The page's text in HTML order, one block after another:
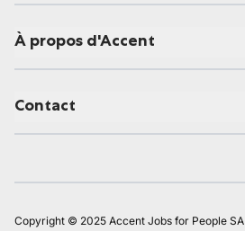
À propos d'Accent
Contact
Copyright © 2025 Accent Jobs for People SA